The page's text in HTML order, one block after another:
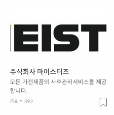
주식회사 마이스터즈
모든 가전제품의 사후관리서비스를 제공
합니다.
조회수 392